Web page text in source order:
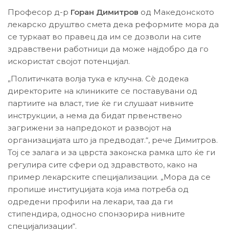
Професор д-р Горан Димитров од Македонското
лекарско друштво смета дека реформите мора да
се туркаат во правец да им се дозволи на сите
здравствени работници да може најдобро да го
искористат својот потенцијал.
„Политичката волја тука е клучна. Сѐ додека
директорите на клиниките се поставувани од
партиите на власт, тие ќе ги слушаат нивните
инструкции, а нема да бидат првенствено
загрижени за напредокот и развојот на
организацијата што ја предводат.“, рече Димитров.
Тој се залага и за цврста законска рамка што ќе ги
регулира сите сфери од здравството, како на
пример лекарските специјализации. „Мора да се
пропише институцијата која има потреба од
одредени профили на лекари, таа да ги
стипендира, односно спонзорира нивните
специјализации“.